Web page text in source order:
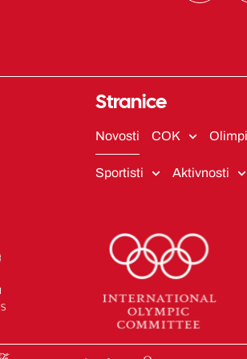
g
m
Stranice
Novosti COK
Sportisti Aktivnosti